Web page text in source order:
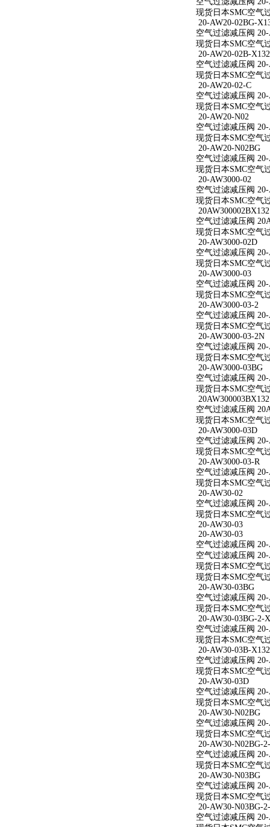
现货日本SMC空气
20-AW20-02BG-
空气过滤减压阀
现货日本SMC空气
20-AW20-02B-X132
空气过滤减压阀
现货日本SMC空气
20-AW20-02-C
空气过滤减压阀 20-
现货日本SMC空气
20-AW20-N02
空气过滤减压阀
现货日本SMC空气
20-AW20-N02BG
空气过滤减压阀
现货日本SMC空气
20-AW3000-02
空气过滤减压阀 20-
现货日本SMC空气
20AW300002BX132
空气过滤减压阀
现货日本SMC空气
20-AW3000-02D
空气过滤减压阀 20-
现货日本SMC空气
20-AW3000-03
空气过滤减压阀 20-
现货日本SMC空气
20-AW3000-03-2
空气过滤减压阀 20-
现货日本SMC空气
20-AW3000-03-2N
空气过滤减压阀
现货日本SMC空气
20-AW3000-03BG
空气过滤减压阀 20-
现货日本SMC空气
20AW300003BX132
空气过滤减压阀
现货日本SMC空气
20-AW3000-03D
空气过滤减压阀 20-
现货日本SMC空气
20-AW3000-03-R
空气过滤减压阀 20-
现货日本SMC空气
20-AW30-02
空气过滤减压阀 20-
现货日本SMC空气
20-AW30-03
20-AW30-03
空气过滤减压阀 20-
空气过滤减压阀 20-
现货日本SMC空气
现货日本SMC空气
20-AW30-03BG
空气过滤减压阀 20-
现货日本SMC空气
20-AW30-03BG-2-
空气过滤减压阀
现货日本SMC空气
20-AW30-03B-X132
空气过滤减压阀
现货日本SMC空气
20-AW30-03D
空气过滤减压阀
现货日本SMC空气
20-AW30-N02BG
空气过滤减压阀
现货日本SMC空气
20-AW30-N02BG-
空气过滤减压阀
现货日本SMC空气
20-AW30-N03BG
空气过滤减压阀
现货日本SMC空气
20-AW30-N03BG-
空气过滤减压阀